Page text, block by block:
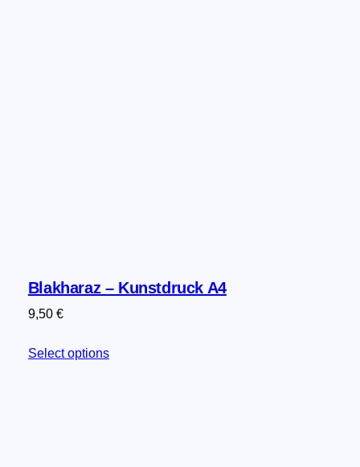
Blakharaz – Kunstdruck A4
9,50 €
Select options